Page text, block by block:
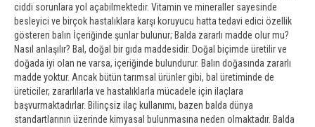
ciddi sorunlara yol açabilmektedir. Vitamin ve mineraller sayesinde
besleyici ve birçok hastalıklara karşı koruyucu hatta tedavi edici özellik
gösteren balın İçeriğinde şunlar bulunur; Balda zararlı madde olur mu?
Nasıl anlaşılır? Bal, doğal bir gıda maddesidir. Doğal biçimde üretilir ve
doğada iyi olan ne varsa, içeriğinde bulundurur. Balın doğasında zararlı
madde yoktur. Ancak bütün tarımsal ürünler gibi, bal üretiminde de
üreticiler, zararlılarla ve hastalıklarla mücadele için ilaçlara
başvurmaktadırlar. Bilinçsiz ilaç kullanımı, bazen balda dünya
standartlarının üzerinde kimyasal bulunmasına neden olmaktadır. Balda